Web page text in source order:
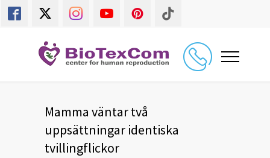
Mamma väntar två
uppsättningar identiska
tvillingflickor